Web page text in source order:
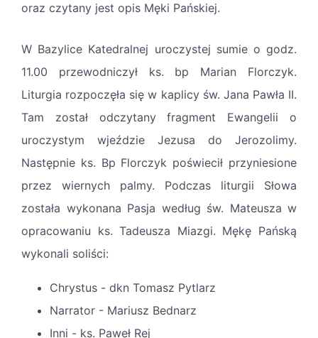
oraz czytany jest opis Męki Pańskiej.
W Bazylice Katedralnej uroczystej sumie o godz.
11.00 przewodniczył ks. bp Marian Florczyk.
Liturgia rozpoczęła się w kaplicy św. Jana Pawła II.
Tam został odczytany fragment Ewangelii o
uroczystym wjeździe Jezusa do Jerozolimy.
Następnie ks. Bp Florczyk poświecił przyniesione
przez wiernych palmy. Podczas liturgii Słowa
została wykonana Pasja według św. Mateusza w
opracowaniu ks. Tadeusza Miazgi. Mękę Pańską
wykonali soliści:
Chrystus - dkn Tomasz Pytlarz
Narrator - Mariusz Bednarz
Inni - ks. Paweł Rej